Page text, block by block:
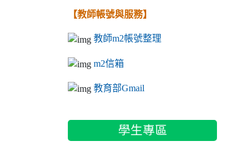
【教師帳號與服務】
教師m2帳號整理
m2信箱
教育部Gmail
學生專區